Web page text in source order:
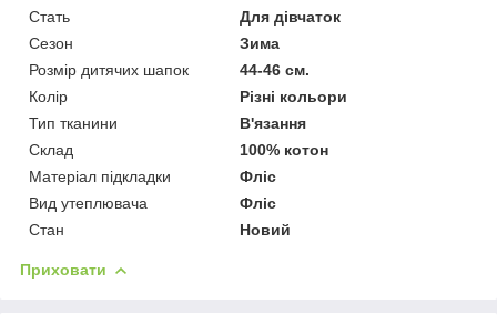
Стать
Для дівчаток
Сезон
Зима
Розмір дитячих шапок
44-46 см.
Колір
Різні кольори
Тип тканини
В'язання
Склад
100% котон
Матеріал підкладки
Фліс
Вид утеплювача
Фліс
Стан
Новий
Приховати